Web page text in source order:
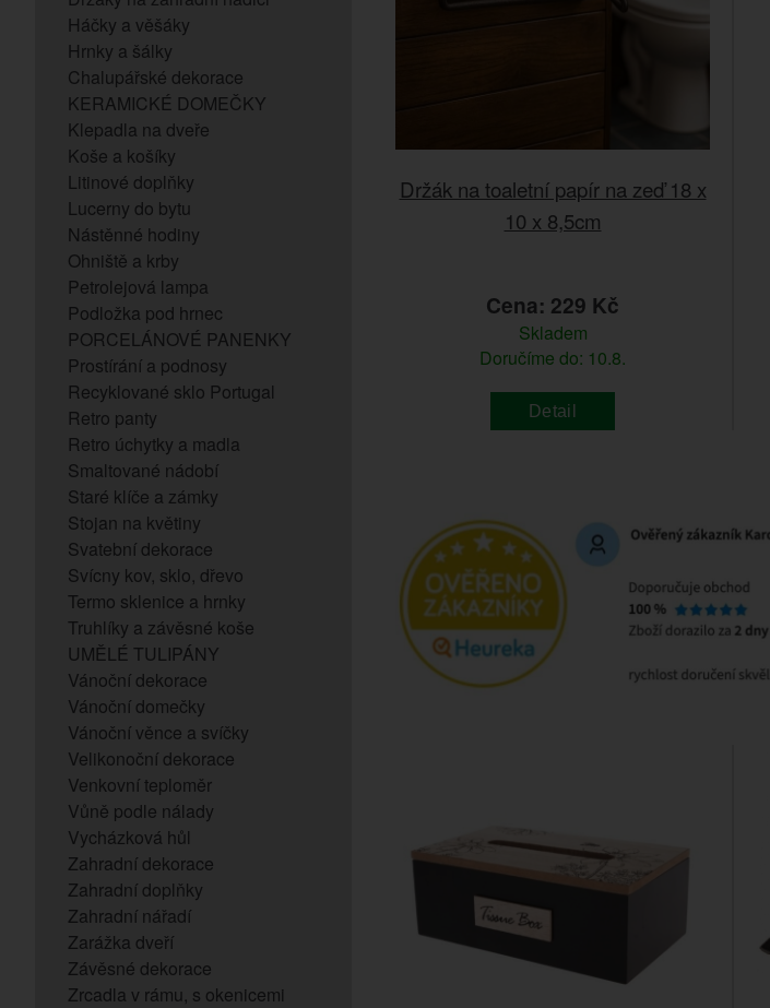
Háčky a věšáky
Hrnky a šálky
Chalupářské dekorace
KERAMICKÉ DOMEČKY
Klepadla na dveře
Koše a košíky
Litinové doplňky
Lucerny do bytu
Nástěnné hodiny
Ohniště a krby
Petrolejová lampa
Podložka pod hrnec
PORCELÁNOVÉ PANENKY
Prostírání a podnosy
Recyklované sklo Portugal
Retro panty
Retro úchytky a madla
Smaltované nádobí
Staré klíče a zámky
Stojan na květiny
Svatební dekorace
Svícny kov, sklo, dřevo
Termo sklenice a hrnky
Truhlíky a závěsné koše
UMĚLÉ TULIPÁNY
Vánoční dekorace
Vánoční domečky
Vánoční věnce a svíčky
Velikonoční dekorace
Venkovní teploměr
Vůně podle nálady
Vycházková hůl
Zahradní dekorace
Zahradní doplňky
Zahradní nářadí
Zarážka dveří
Závěsné dekorace
Zrcadla v rámu, s okenicemi
Držák na toaletní papír na zeď 18 x
10 x 8,5cm
Cena: 229 Kč
Skladem
Doručíme do: 10.8.
Detail